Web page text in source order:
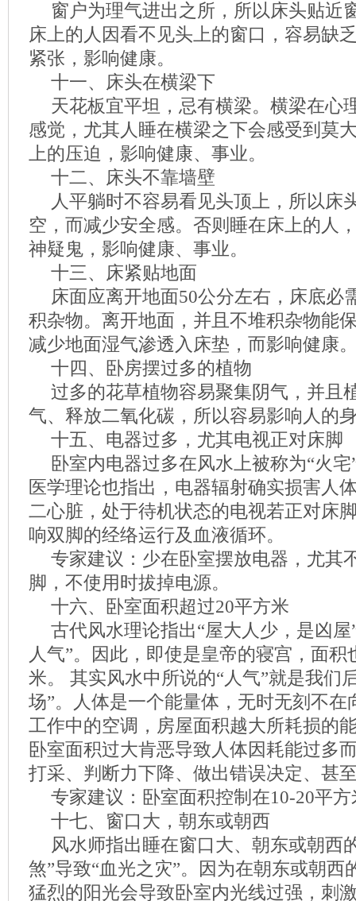
窗户为理气进出之所，所以床头贴近
床上的人因看不见头上的窗口，容易缺
紧张，影响健康。
十一、床头在横梁下
天花板宜平坦，忌有横梁。横梁在心
感觉，尤其人睡在横梁之下会感受到莫
上的压迫，影响健康、事业。
十二、床头不靠墙壁
人平躺时不容易看见头顶上，所以床
空，而减少安全感。否则睡在床上的人
神疑鬼，影响健康、事业。
十三、床紧贴地面
床面应离开地面50公分左右，床底必
积杂物。离开地面，并且不堆积杂物能
减少地面湿气渗透入床垫，而影响健康
十四、卧房摆过多的植物
过多的花草植物容易聚集阴气，并且
气、释放二氧化碳，所以容易影响人的
十五、电器过多，尤其电视正对床脚
卧室内电器过多在风水上被称为“火
医学理论也指出，电器辐射确实损害人
二心脏，处于待机状态的电视若正对床
响双脚的经络运行及血液循环。
专家建议：少在卧室摆放电器，尤其
脚，不使用时拔掉电源。
十六、卧室面积超过20平方米
古代风水理论指出“屋大人少，是凶
人气”。因此，即使是皇帝的寝宫，面积
米。 其实风水中所说的“人气”就是我们
场”。人体是一个能量体，无时无刻不在
工作中的空调，房屋面积越大所耗损的
卧室面积过大肯恶导致人体因耗能过多
打采、判断力下降、做出错误决定、甚
专家建议：卧室面积控制在10-20平
十七、窗口大，朝东或朝西
风水师指出睡在窗口大、朝东或朝西
煞”导致“血光之灾”。因为在朝东或朝西
猛烈的阳光会导致卧室内光线过强，刺